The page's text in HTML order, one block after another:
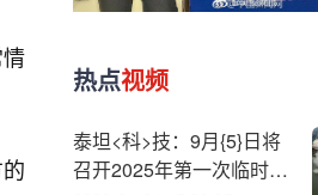
热点视频
泰坦<科>技：9月{5}日将
召开2025年第一次临时股